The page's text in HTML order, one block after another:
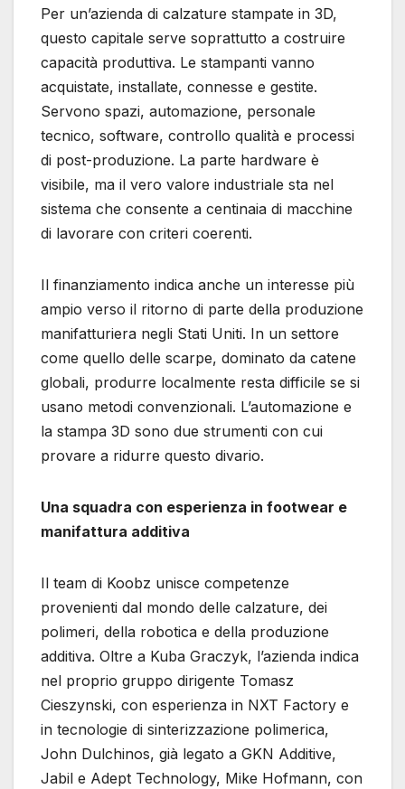
Per un’azienda di calzature stampate in 3D,
questo capitale serve soprattutto a costruire
capacità produttiva. Le stampanti vanno
acquistate, installate, connesse e gestite.
Servono spazi, automazione, personale
tecnico, software, controllo qualità e processi
di post-produzione. La parte hardware è
visibile, ma il vero valore industriale sta nel
sistema che consente a centinaia di macchine
di lavorare con criteri coerenti.
Il finanziamento indica anche un interesse più
ampio verso il ritorno di parte della produzione
manifatturiera negli Stati Uniti. In un settore
come quello delle scarpe, dominato da catene
globali, produrre localmente resta difficile se si
usano metodi convenzionali. L’automazione e
la stampa 3D sono due strumenti con cui
provare a ridurre questo divario.
Una squadra con esperienza in footwear e
manifattura additiva
Il team di Koobz unisce competenze
provenienti dal mondo delle calzature, dei
polimeri, della robotica e della produzione
additiva. Oltre a Kuba Graczyk, l’azienda indica
nel proprio gruppo dirigente Tomasz
Cieszynski, con esperienza in NXT Factory e
in tecnologie di sinterizzazione polimerica,
John Dulchinos, già legato a GKN Additive,
Jabil e Adept Technology, Mike Hofmann, con